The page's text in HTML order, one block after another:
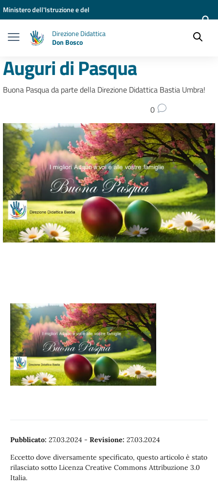
Vai ai contenuti
Vai al menu di navigazione
Vai al footer
Ministero dell'Istruzione e del
Direzione Didattica
Don Bosco
Auguri di Pasqua
Buona Pasqua da parte della Direzione Didattica Bastia Umbra!
0
Pubblicato: 27.03.2024 - Revisione: 27.03.2024
Eccetto dove diversamente specificato, questo articolo è stato
rilasciato sotto Licenza Creative Commons Attribuzione 3.0
Italia.